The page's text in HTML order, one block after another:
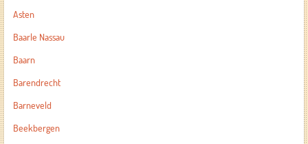
Asten
Baarle Nassau
Baarn
Barendrecht
Barneveld
Beekbergen